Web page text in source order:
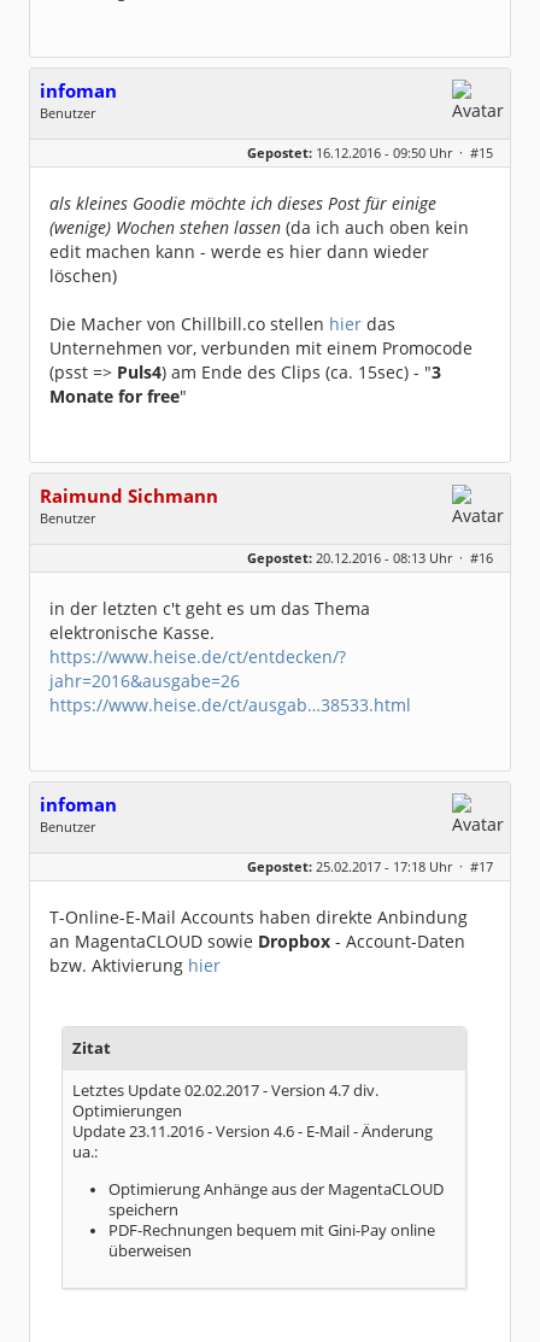
infoman
Benutzer
Geschlecht:
Dabei seit:
06 / 2008
Gepostet: 16.12.2016 - 09:50 Uhr · #15
als kleines Goodie möchte ich dieses Post für einige
(wenige) Wochen stehen lassen (da ich auch oben kein
edit machen kann - werde es hier dann wieder
löschen)
Die Macher von Chillbill.co stellen hier das
Unternehmen vor, verbunden mit einem Promocode
(psst => Puls4) am Ende des Clips (ca. 15sec) - "3
Monate for free"
Raimund Sichmann
Benutzer
Dabei seit:
08 / 2002
Gepostet: 20.12.2016 - 08:13 Uhr · #16
in der letzten c't geht es um das Thema
elektronische Kasse.
https://www.heise.de/ct/entdecken/?
jahr=2016&ausgabe=26
https://www.heise.de/ct/ausgab…38533.html
infoman
Benutzer
Geschlecht:
Dabei seit:
06 / 2008
Gepostet: 25.02.2017 - 17:18 Uhr · #17
T-Online-E-Mail Accounts haben direkte Anbindung
an MagentaCLOUD sowie Dropbox - Account-Daten
bzw. Aktivierung hier
Zitat
Letztes Update 02.02.2017 - Version 4.7 div.
Optimierungen
Update 23.11.2016 - Version 4.6 - E-Mail - Änderung
ua.:
Optimierung Anhänge aus der MagentaCLOUD
speichern
PDF-Rechnungen bequem mit Gini-Pay online
überweisen